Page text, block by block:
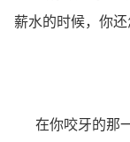
薪水的时候，你还
在你咬牙的那一